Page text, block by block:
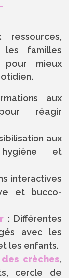
familles
mieux
aux
réagir
aux
hygiène et
interactives
et bucco-
: Différentes
avec les
les enfants.
crèches,
cercle de